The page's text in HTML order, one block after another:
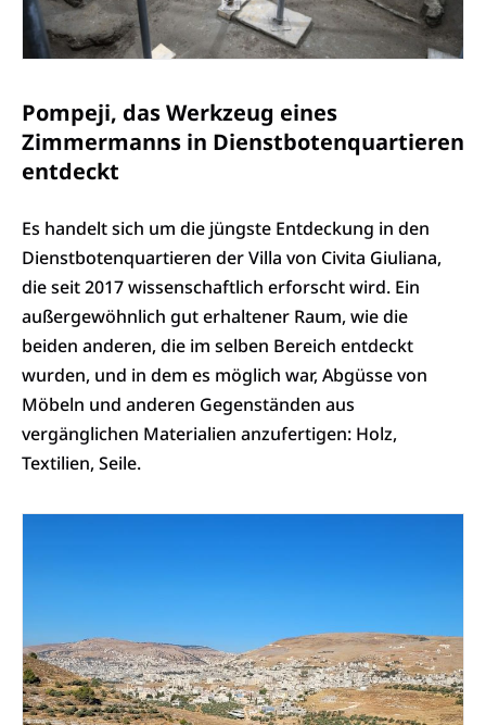
Pompeji, das Werkzeug eines
Zimmermanns in Dienstbotenquartieren
entdeckt
Es handelt sich um die jüngste Entdeckung in den
Dienstbotenquartieren der Villa von Civita Giuliana,
die seit 2017 wissenschaftlich erforscht wird. Ein
außergewöhnlich gut erhaltener Raum, wie die
beiden anderen, die im selben Bereich entdeckt
wurden, und in dem es möglich war, Abgüsse von
Möbeln und anderen Gegenständen aus
vergänglichen Materialien anzufertigen: Holz,
Textilien, Seile.